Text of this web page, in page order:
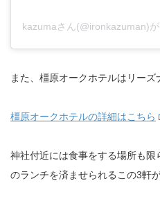
kazumaさん(@ironkazuman)
また、橿原オークホテルはリーズ
橿原オークホテルの詳細はこちら
神社付近には食事をする場所も
のランチを済ませられるこの3軒